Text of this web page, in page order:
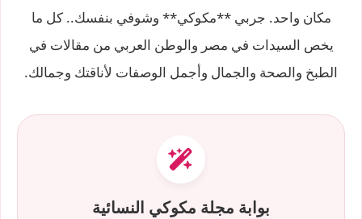
مكان واحد. جربي **مكوكي** وشوفي بنفسك.. كل ما
يخص السيدات في مصر والوطن العربي من مقالات في
الطبخ والصحة والجمال وأجمل الوصفات لأناقتك وجمالك.
بوابة مجلة مكوكي النسائية